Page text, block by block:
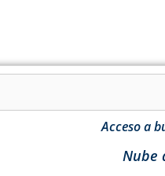
Acceso a
Nube